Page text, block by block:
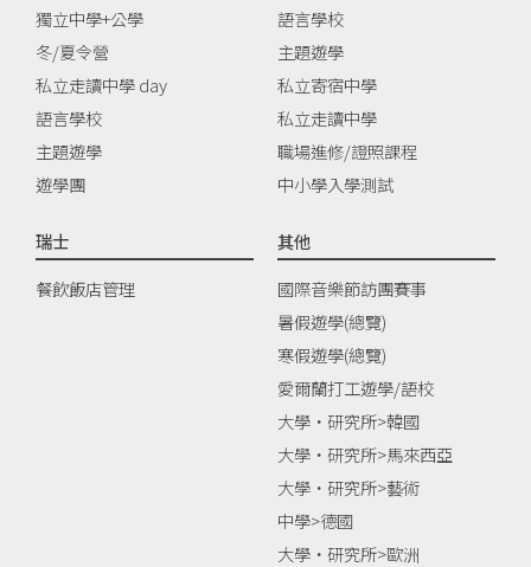
獨立中學+公學
冬/夏令營
私立走讀中學 day
語言學校
主題遊學
遊學團
語言學校
主題遊學
私立寄宿中學
私立走讀中學
職場進修/證照課程
中小學入學測試
瑞士
餐飲飯店管理
其他
國際音樂節訪團賽事
暑假遊學(總覽)
寒假遊學(總覽)
愛爾蘭打工遊學/語校
大學‧研究所>韓國
大學‧研究所>馬來西亞
大學‧研究所>藝術
中學>德國
大學‧研究所>歐洲